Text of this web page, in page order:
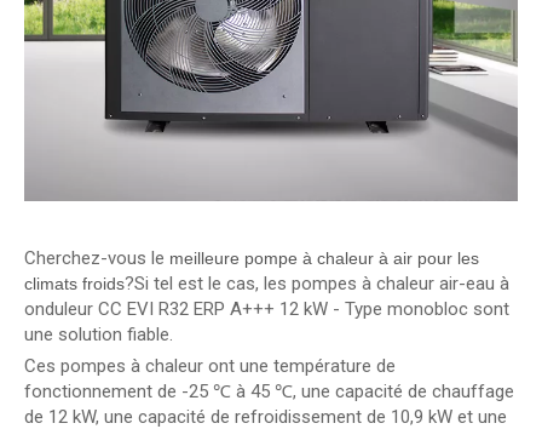
Cherchez-vous le meilleure pompe à chaleur à air pour les
climats froids?Si tel est le cas, les pompes à chaleur air-eau à
onduleur CC EVI R32 ERP A+++ 12 kW - Type monobloc sont
une solution fiable.
Ces pompes à chaleur ont une température de
fonctionnement de -25 ℃ à 45 ℃, une capacité de chauffage
de 12 kW, une capacité de refroidissement de 10,9 kW et une